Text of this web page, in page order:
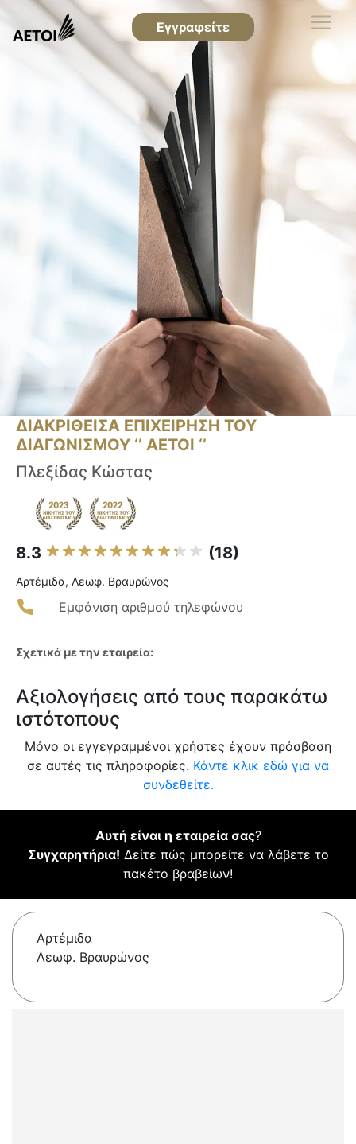
Εγγραφείτε
ΔΙΑΚΡΙΘΕΙΣΑ ΕΠΙΧΕΙΡΗΣΗ ΤΟΥ
ΔΙΑΓΩΝΙΣΜΟΥ ‘’ ΑΕΤΟΙ ‘’
Πλεξίδας Κώστας
8.3 (18)
Αρτέμιδα, Λεωφ. Βραυρώνος
Εμφάνιση αριθμού τηλεφώνου
Σχετικά με την εταιρεία:
Αξιολογήσεις από τους παρακάτω
ιστότοπους
Μόνο οι εγγεγραμμένοι χρήστες έχουν πρόσβαση
σε αυτές τις πληροφορίες. Κάντε κλικ εδώ για να
συνδεθείτε.
Αυτή είναι η εταιρεία σας?
Συγχαρητήρια! Δείτε πώς μπορείτε να λάβετε το
πακέτο βραβείων!
Αρτέμιδα
Λεωφ. Βραυρώνος